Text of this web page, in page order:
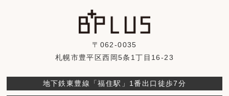
〒062-0035
札幌市豊平区西岡5条1丁目16-23
地下鉄東豊線「福住駅」1番出口徒歩7分